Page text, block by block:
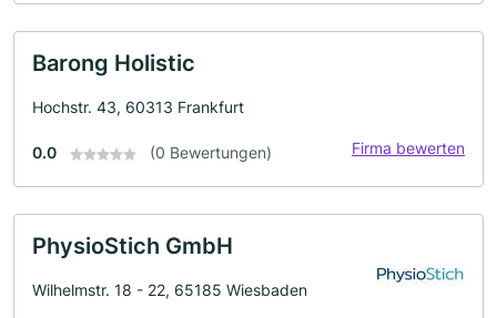
Barong Holistic
Hochstr. 43, 60313 Frankfurt
0.0 (0 Bewertungen) Firma bewerten
PhysioStich GmbH
Wilhelmstr. 18 - 22, 65185 Wiesbaden